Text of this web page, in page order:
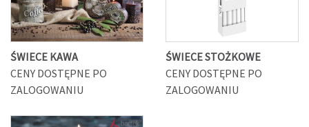
ŚWIECE KAWA
CENY DOSTĘPNE PO
ZALOGOWANIU
ŚWIECE STOŻKOWE
CENY DOSTĘPNE PO
ZALOGOWANIU